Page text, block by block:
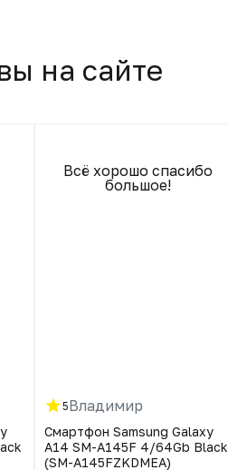
на сайте
Всё хорошо спасибо
большое!
5Владимир
Смартфон Samsung Galaxy
A14 SM-A145F 4/64Gb Black
(SM-A145FZKDMEA)